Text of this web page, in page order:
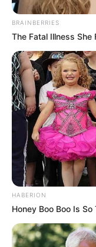
BRAINBERRIES
The Fatal Illness She
HABERION
Honey Boo Boo Is